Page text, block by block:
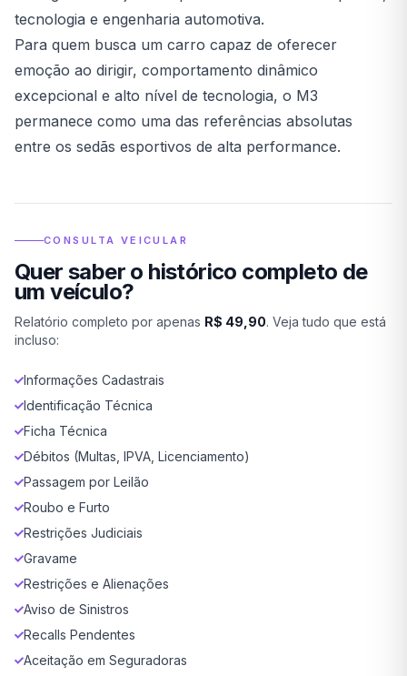
tecnologia e engenharia automotiva.
Para quem busca um carro capaz de oferecer
emoção ao dirigir, comportamento dinâmico
excepcional e alto nível de tecnologia, o M3
permanece como uma das referências absolutas
entre os sedãs esportivos de alta performance.
CONSULTA VEICULAR
Quer saber o histórico completo de
um veículo?
Relatório completo por apenas R$ 49,90. Veja tudo que está
incluso:
Informações Cadastrais
Identificação Técnica
Ficha Técnica
Débitos (Multas, IPVA, Licenciamento)
Passagem por Leilão
Roubo e Furto
Restrições Judiciais
Gravame
Restrições e Alienações
Aviso de Sinistros
Recalls Pendentes
Aceitação em Seguradoras